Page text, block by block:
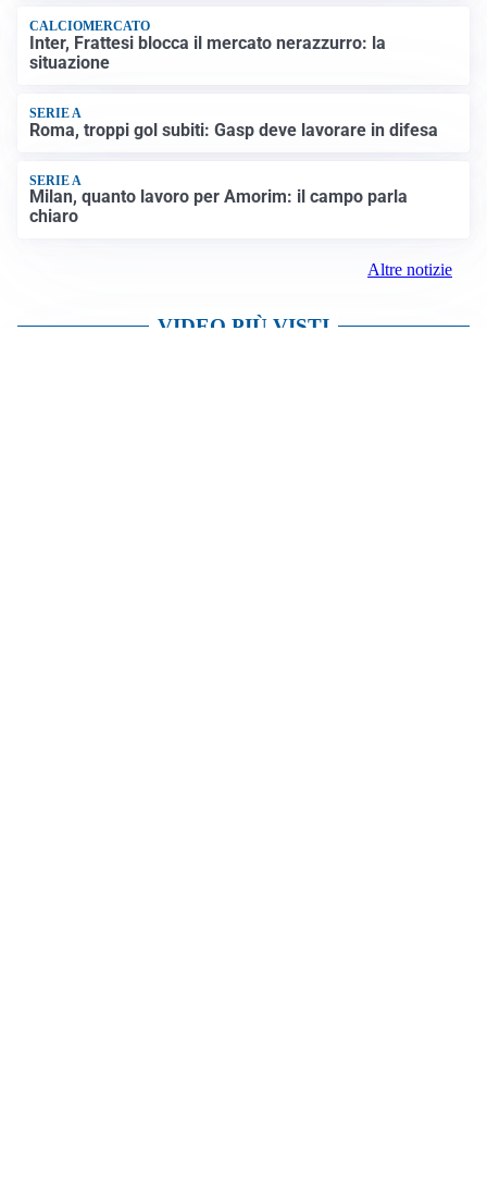
CALCIOMERCATO
Inter, Frattesi blocca il mercato nerazzurro: la
situazione
SERIE A
Roma, troppi gol subiti: Gasp deve lavorare in difesa
SERIE A
Milan, quanto lavoro per Amorim: il campo parla
chiaro
Altre notizie
VIDEO PIÙ VISTI